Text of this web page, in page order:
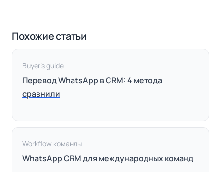
Похожие статьи
Buyer’s guide
Перевод WhatsApp в CRM: 4 метода
сравнили
Workflow команды
WhatsApp CRM для международных команд